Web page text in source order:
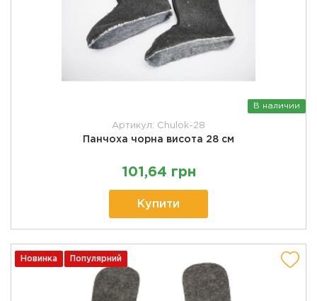
В наличии
Артикул: Chulok-28
Панчоха чорна висота 28 см
101,64 грн
Купити
Новинка Популярний